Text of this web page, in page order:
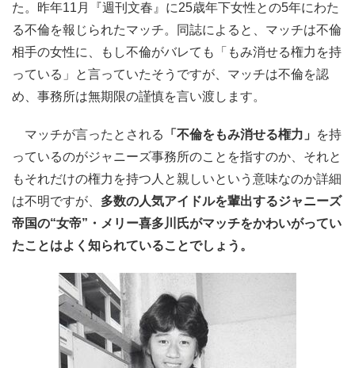
た。昨年11月『週刊文春』に25歳年下女性との5年にわた
る不倫を報じられたマッチ。同誌によると、マッチは不倫
相手の女性に、もし不倫がバレても「もみ消せる権力を持
っている」と言っていたそうですが、マッチは不倫を認
め、事務所は無期限の謹慎を言い渡します。
マッチが言ったとされる 「不倫をもみ消せる権力」
を持
っているのがジャニーズ事務所のことを指すのか、それと
もそれだけの権力を持つ人と親しいという意味なのか詳細
は不明ですが、 多数の人気アイドルを輩出するジャニーズ
帝国の“女帝”・メリー喜多川氏がマッチをかわいがってい
たことはよく知られていることでしょう。